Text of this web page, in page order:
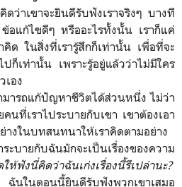
ว่าเขาจะยินดีรับฟังเราจริงๆ บางที
ข้อแก้ไขดีๆ หรืออะไรทั้งนั้น เราก็แค่
คิด ในสิ่งที่เรารู้สึกก็เท่านั้น เพื่อที่จะ
ปก็เท่านั้น เพราะรู้อยู่แล้วว่าไม่มีใคร
เอง
รถแก้ปัญหาชีวิตได้ส่วนหนึ่ง ไม่ว่า
นที่เราไประบายกับเขา เขาต้องเอา
างในบทสนทนาให้เราคิดตามอย่าง
บายกับฉันมักจะเป็นเรื่องของความ
ห้ฟังนี่คิดว่าฉันเก่งเรื่องนี้รึเปล่านะ?
ฉันในตอนนี้ยินดีรับฟังพวกเขาเสมอ